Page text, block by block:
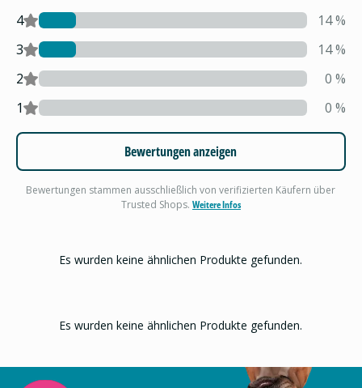
4 14%
3
14%
2
0 %
1
0 %
Bewertungen anzeigen
Bewertungen stammen ausschließlich von verifizierten Käufern über
Trusted Shops. Weitere Infos
Es wurden keine ähnlichen Produkte gefunden.
Es wurden keine ähnlichen Produkte gefunden.